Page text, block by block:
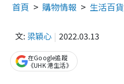
首頁 購物情報 生活百貨
文: 梁穎心 2022.03.13
在Google追蹤
《UHK 港生活》